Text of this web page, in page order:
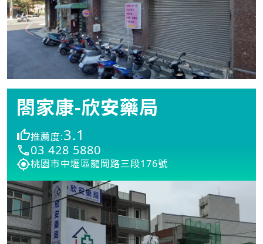
閤家康-欣安藥局
推薦度:3.1
03 428 5880
桃園市中壢區龍岡路三段176號